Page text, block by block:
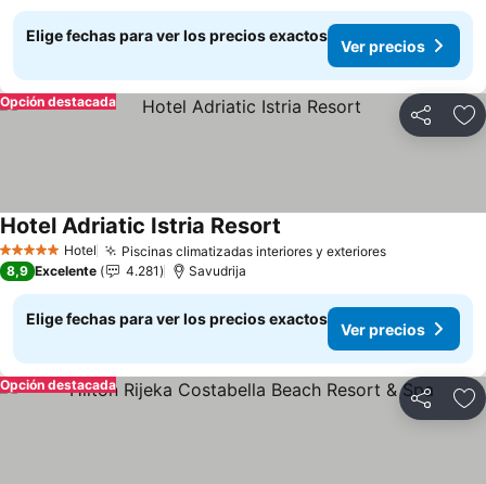
Elige fechas para ver los precios exactos
Ver precios
Compartir
Opción destacada
5 Estrellas Hotel Piscinas climatizadas interiores y exterioresVer precios
Hotel Adriatic Istria Resort
8,9 Excelente 4.281 Savudrija
Elige fechas para ver los precios exactos
Ver precios
Compartir
Opción destacada